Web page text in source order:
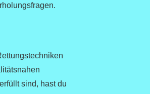
sind, hast du